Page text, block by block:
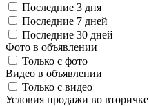
Последние 3 дня
Последние 7 дней
Последние 30 дней
Фото в объявлении
Только с фото
Видео в объявлении
Только с видео
Условия продажи во вторичке